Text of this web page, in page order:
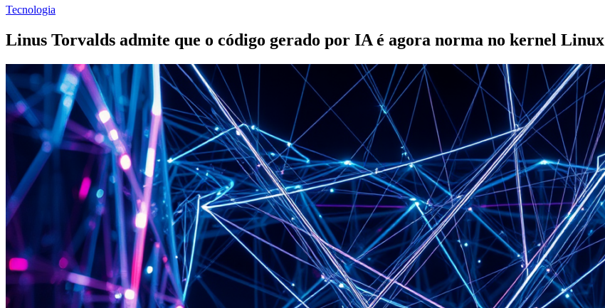
Tecnologia
Linus Torvalds admite que o código gerado por IA é agora norma no kernel Linux